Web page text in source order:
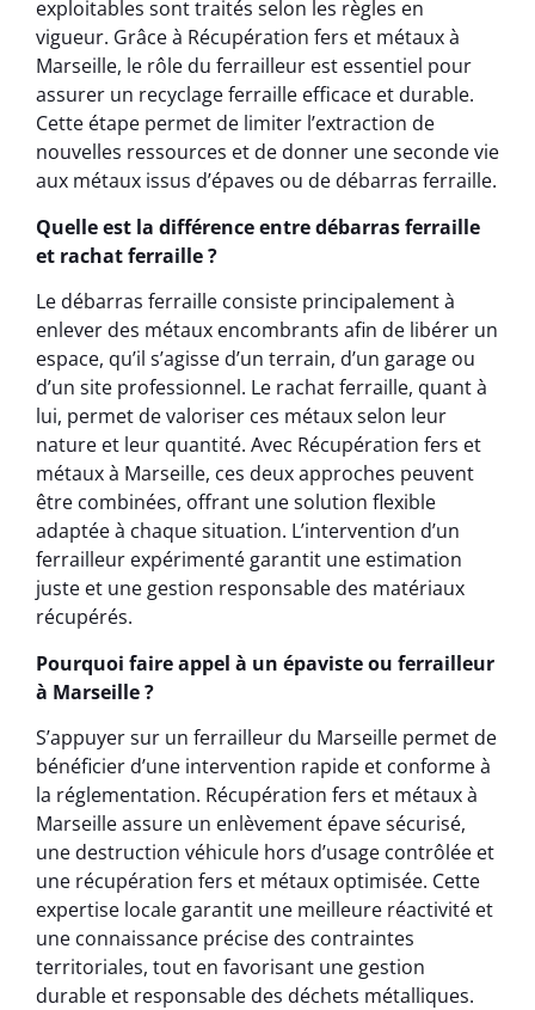
exploitables sont traités selon les règles en
vigueur. Grâce à Récupération fers et métaux à
Marseille, le rôle du ferrailleur est essentiel pour
assurer un recyclage ferraille efficace et durable.
Cette étape permet de limiter l’extraction de
nouvelles ressources et de donner une seconde vie
aux métaux issus d’épaves ou de débarras ferraille.
Quelle est la différence entre débarras ferraille
et rachat ferraille ?
Le débarras ferraille consiste principalement à
enlever des métaux encombrants afin de libérer un
espace, qu’il s’agisse d’un terrain, d’un garage ou
d’un site professionnel. Le rachat ferraille, quant à
lui, permet de valoriser ces métaux selon leur
nature et leur quantité. Avec Récupération fers et
métaux à Marseille, ces deux approches peuvent
être combinées, offrant une solution flexible
adaptée à chaque situation. L’intervention d’un
ferrailleur expérimenté garantit une estimation
juste et une gestion responsable des matériaux
récupérés.
Pourquoi faire appel à un épaviste ou ferrailleur
à Marseille ?
S’appuyer sur un ferrailleur du Marseille permet de
bénéficier d’une intervention rapide et conforme à
la réglementation. Récupération fers et métaux à
Marseille assure un enlèvement épave sécurisé,
une destruction véhicule hors d’usage contrôlée et
une récupération fers et métaux optimisée. Cette
expertise locale garantit une meilleure réactivité et
une connaissance précise des contraintes
territoriales, tout en favorisant une gestion
durable et responsable des déchets métalliques.